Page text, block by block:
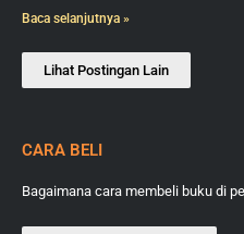
Baca selanjutnya »
Lihat Postingan Lain
CARA BELI
Bagaimana cara membeli buku di